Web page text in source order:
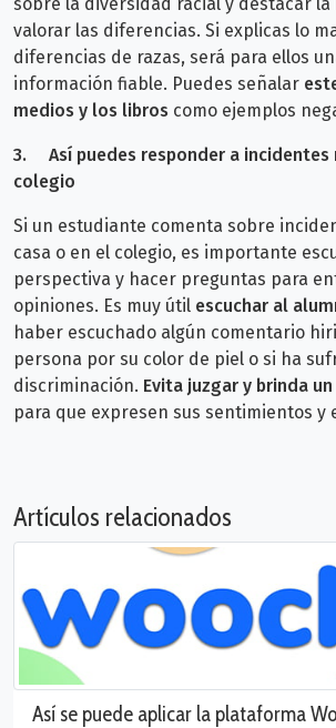
valorar las diferencias. Si explicas lo
diferencias de razas, será para ellos
información fiable. Puedes señalar
medios y los libros como ejemplos
3. Así puedes responder a incidentes
colegio
Si un estudiante comenta sobre
casa o en el colegio, es importante
perspectiva y hacer preguntas para
opiniones. Es muy útil escuchar al
haber escuchado algún comentario
persona por su color de piel o si ha
discriminación. Evita juzgar y brinda
para que expresen sus sentimientos y
Artículos relacionados
Así se puede aplicar la plataforma